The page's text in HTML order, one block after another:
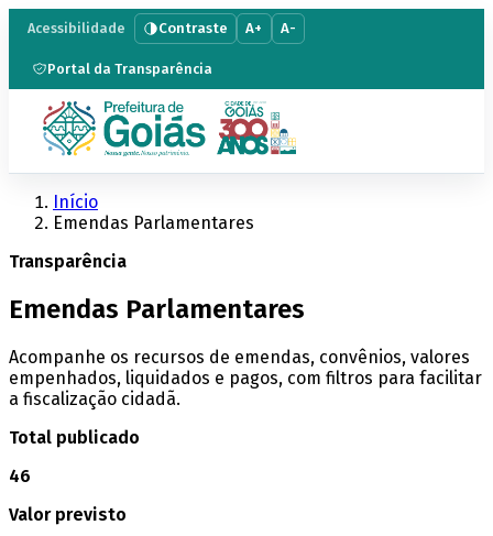
Acessibilidade Contraste A+ A-
Portal da Transparência
Início
Emendas Parlamentares
Transparência
Emendas Parlamentares
Acompanhe os recursos de emendas, convênios, valores
empenhados, liquidados e pagos, com filtros para facilitar
a fiscalização cidadã.
Total publicado
46
Valor previsto